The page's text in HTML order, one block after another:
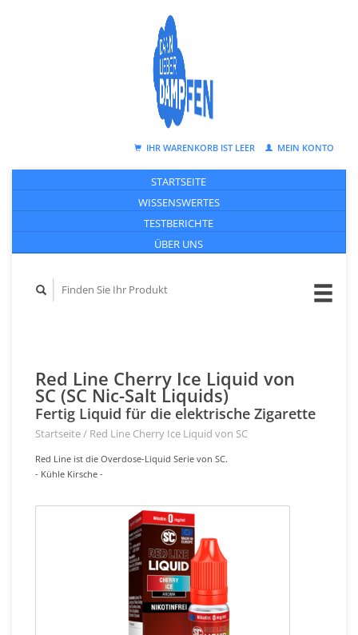
IHR WARENKORB IST LEER MEIN KONTO
STARTSEITE
WISSENSWERTES
TESTBERICHTE
ÜBER UNS
Red Line Cherry Ice Liquid von
SC (SC Nic-Salt Liquids)
Fertig Liquid für die elektrische Zigarette
Startseite/ Red Line Cherry Ice Liquid von SC
Red Line ist die Overdose-Liquid Serie von SC.
- Kühle Kirsche -